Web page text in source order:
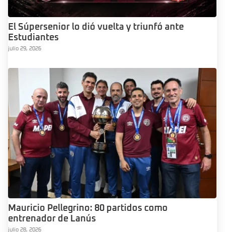
El Súpersenior lo dió vuelta y triunfó ante
Estudiantes
julio 29, 2026
Mauricio Pellegrino: 80 partidos como
entrenador de Lanús
julio 28, 2026